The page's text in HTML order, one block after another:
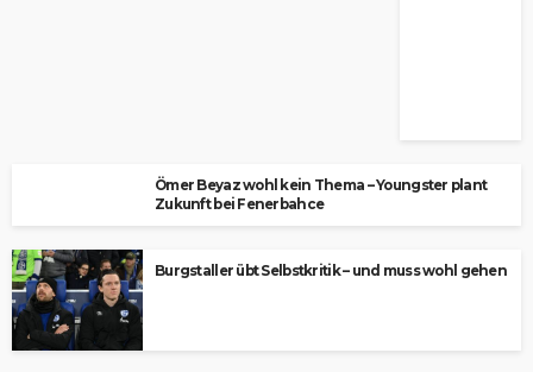
Ömer Beyaz wohl kein Thema – Youngster plant
Zukunft bei Fenerbahce
Burgstaller übt Selbstkritik – und muss wohl gehen